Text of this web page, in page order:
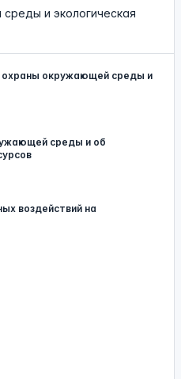
и экологическая
охраны окружающей среды и
среды и об
воздействий на